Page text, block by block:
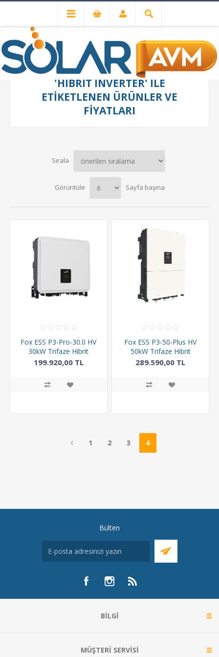
'HIBRIT INVERTER' ILE
ETIKETLENEN ÜRÜNLER VE
FIYATLARI
Sırala
Görüntüle Sayfa başına
Fox ESS P3-Pro-30.0 HV
30kW Trifaze Hibrit
İnverter
199.920,00 TL
Fox ESS P3-50-Plus HV
50kW Trifaze Hibrit
İnverter
289.590,00 TL
1 2 3 4
Bülten
BILGI
MÜŞTERI SERVISI